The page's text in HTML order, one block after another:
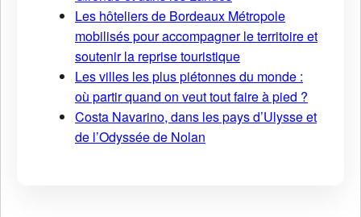
Les hôteliers de Bordeaux Métropole
mobilisés pour accompagner le territoire et
soutenir la reprise touristique
Les villes les plus piétonnes du monde :
où partir quand on veut tout faire à pied ?
Costa Navarino, dans les pays d’Ulysse et
de l’Odyssée de Nolan